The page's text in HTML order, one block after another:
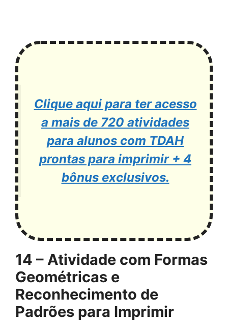
Clique aqui para ter acesso
a mais de 720 atividades
para alunos com TDAH
prontas para imprimir + 4
bônus exclusivos.
14 – Atividade com Formas
Geométricas e
Reconhecimento de
Padrões para Imprimir